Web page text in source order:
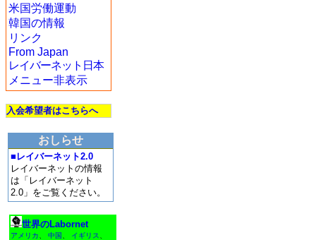
米国労働運動
韓国の情報
リンク
From Japan
レイバーネット日本
メニュー非表示
入会希望者はこちらへ
おしらせ
■レイバーネット2.0
レイバーネットの情報
は「レイバーネット
2.0」をご覧ください。
世界のLabornet
アメリカ 中国 イギリス